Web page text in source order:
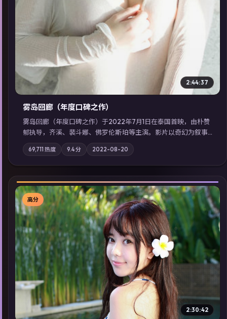
2:44:37
雾岛回廊（年度口碑之作）
雾岛回廊（年度口碑之作）于2022年7月1日在泰国首映，由朴赞
郁执导，齐溪、裴斗娜、佛罗伦斯·珀等主演。影片以奇幻为叙事
主轴，边境小镇的平静被一封匿名信彻底打破；摄影与配乐强化
地域气质；站内亦可通过「国产免费观看高清电视剧在线看」延
展检索同类型高分佳作，畅享高清在线追剧体验。
69,711 热度 9.4分 2022-08-20
▶
高分
2:30:42